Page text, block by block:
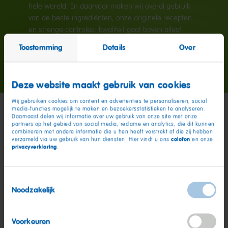
Toestemming Details Over
Deze website maakt gebruik van cookies
Wij gebruiken cookies om content en advertenties te personaliseren, social
media-functies mogelijk te maken en bezoekersstatistieken te analyseren.
Daarnaast delen wij informatie over uw gebruik van onze site met onze
partners op het gebied van social media, reclame en analytics, die dit kunnen
combineren met andere informatie die u hen heeft verstrekt of die zij hebben
verzameld via uw gebruik van hun diensten. Hier vindt u ons colofon en onze
privacyverklaring.
Noodzakelijk
Voorkeuren
hele wereld. En daarvoor maken wij overal gebruik
van de beste ingrediënten, onze originele recepten
en strenge controles: kwaliteit gaat boven alles!